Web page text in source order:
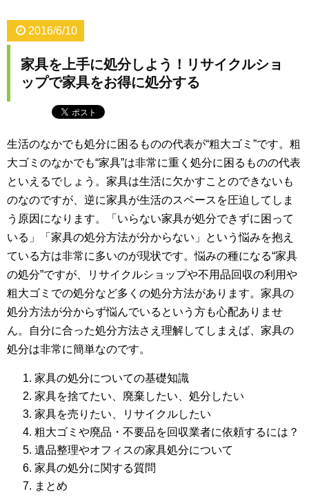
2016/6/10
家具を上手に処分しよう！リサイクルショ
ップで家具をお得に処分する
生活のなかでも処分に困るものの代表が“粗大ゴミ”です。粗
大ゴミのなかでも“家具”は非常に重く処分に困るものの代表
といえるでしょう。家具は生活に欠かすことのできないも
のなのですが、逆に家具が生活のスペースを圧迫してしま
う原因になります。「いらない家具が処分できずに困って
いる」「家具の処分方法が分からない」という悩みを抱え
ている方は非常に多いのが現状です。悩みの種になる“家具
の処分”ですが、リサイクルショップや不用品回収の利用や
粗大ゴミでの処分など多くの処分方法があります。家具の
処分方法が分からず悩んでいるという方も心配ありませ
ん。自分に合った処分方法さえ理解してしまえば、家具の
処分は非常に簡単なのです。
家具の処分についての基礎知識
家具を捨てたい、廃棄したい、処分したい
家具を売りたい、リサイクルしたい
粗大ゴミや廃品・不要品を回収業者に依頼するには？
遺品整理やオフィスの家具処分について
家具の処分に関する質問
まとめ